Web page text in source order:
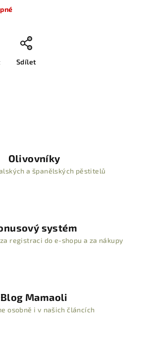
Sdílet
Olivovníky
a španělských pěstitelů
systém
registraci do e-shopu a za nákupy
Blog Mamaoli
osobně i v našich článcích